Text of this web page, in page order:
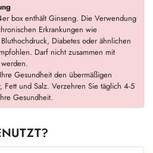
box enthält Ginseng. Die Verwendung
Erkrankungen wie
Diabetes oder ähnlichen
Darf nicht zusammen mit
Gesundheit den übermäßigen
Fett und Salz. Verzehren Sie täglich 4-5
Gesundheit.